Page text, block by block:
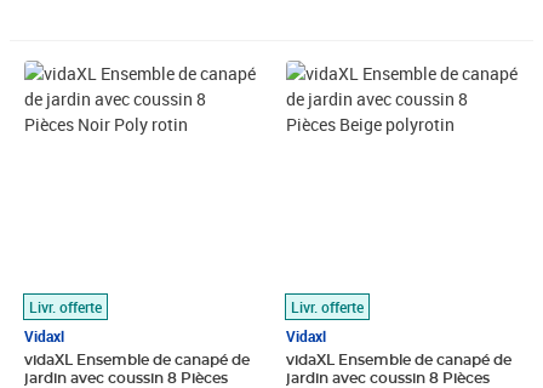
Livr. offerte
Vidaxl
vidaXL Ensemble de canapé de
jardin avec coussin 8 Pièces
Prix 544,08€ HT
Livr. offerte
Vidaxl
vidaXL Ensemble de canapé de
jardin avec coussin 8 Pièces
Prix 589,91€ HT